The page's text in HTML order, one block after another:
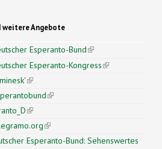
weitere Angebote
Esperanto-Bund(link is
external)
Esperanto-Kongress(link is
(link is external)
(link is external)
(link is external)
(link is external)
Esperanto-Bund: Sehenswertes